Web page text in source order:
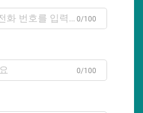
0/100
0/100